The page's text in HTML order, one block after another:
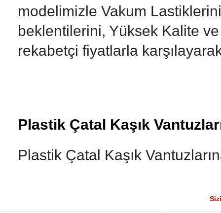
modelimizle Vakum
beklentilerini, Yüksek Kalite
rekabetçi fiyatlarla
Plastik Çatal Kaşık
Plastik Çatal Kaşık